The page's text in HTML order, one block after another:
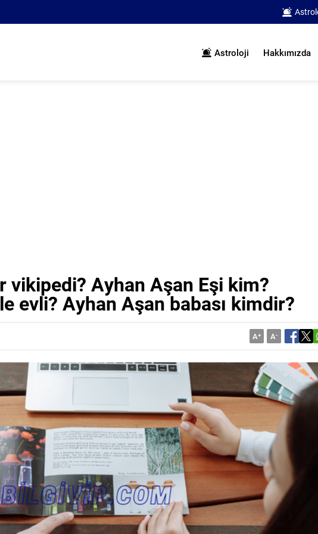
Astroloji Hakkımızda
vikipedi? Ayhan Aşan Eşi kim?
evli? Ayhan Aşan babası kimdir?
A+ A-